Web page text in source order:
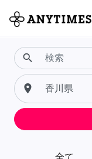
全て
search
place